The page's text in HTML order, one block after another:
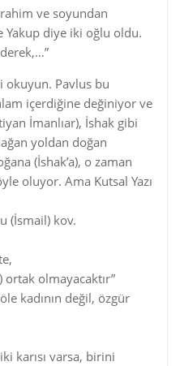
ve soyundan
Yakup diye iki oğlu oldu.
okuyun. Pavlus bu
içerdiğine değiniyor ve
İmanlıar), İshak gibi
yoldan doğan
(İshak’a), o zaman
oluyor. Ama Kutsal Yazı
(İsmail) kov.
ortak olmayacaktır”
kadının değil, özgür
karısı varsa, birini